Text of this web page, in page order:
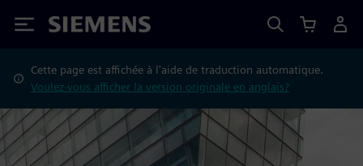
Siemens
Cette page est affichée à l'aide de traduction automatique.
Voulez-vous afficher la version originale en anglais?